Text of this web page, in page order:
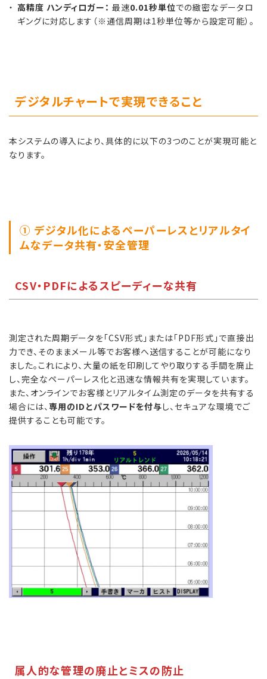
高精度 ハンディロガー： 最速0.01秒単位での緻密なデータロ
ギングに対応します（※通信周期は1秒単位等から設定可能）。
デジタルチャートで実現できること
本システムの導入により、具体的に以下の3つのことが実現可能と
なります。
① デジタル化によるペーパーレスとリアルタイ
ムなデータ共有・安全管理
CSV・PDFによるスピーディーな共有
測定された周期データを「CSV形式」または「PDF形式」で直接出
力でき、そのままメール等でお客様へ送信することが可能になり
ました。これにより、大量の紙を印刷してやり取りする手間を廃止
し、完全なペーパーレス化と迅速な情報共有を実現しています。
また、オンラインでお客様とリアルタイム測定のデータを共有する
場合には、専用のIDとパスワードを付与し、セキュアな環境でご
提供することも可能です。
属人的な管理の廃止とミスの防止